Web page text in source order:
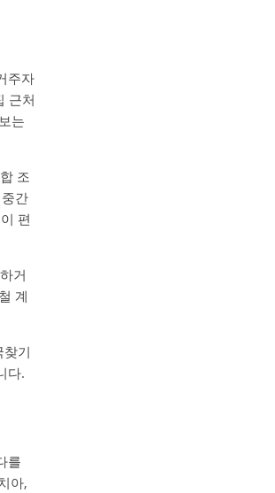
주자
근처
는
조
간
편
거
계
기
다.
를
아,